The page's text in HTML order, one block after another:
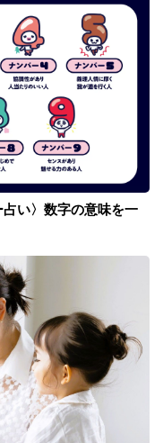
占い〉数字の意味を一